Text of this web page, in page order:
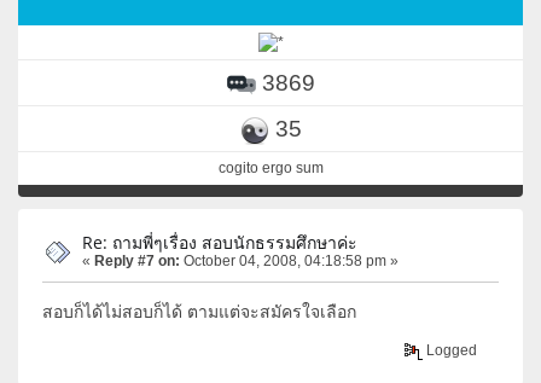
3869
35
cogito ergo sum
Re: ถามพี่ๆเรื่อง สอบนักธรรมศึกษาค่ะ
« Reply #7 on: October 04, 2008, 04:18:58 pm »
สอบก็ได้ไม่สอบก็ได้ ตามแต่จะสมัครใจเลือก
Logged